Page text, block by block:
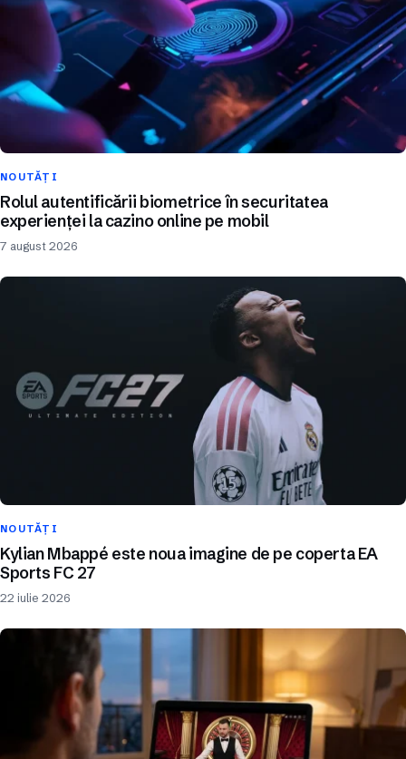
NOUTĂȚI
Rolul autentificării biometrice în securitatea
experienței la cazino online pe mobil
7 august 2026
NOUTĂȚI
Kylian Mbappé este noua imagine de pe coperta EA
Sports FC 27
22 iulie 2026